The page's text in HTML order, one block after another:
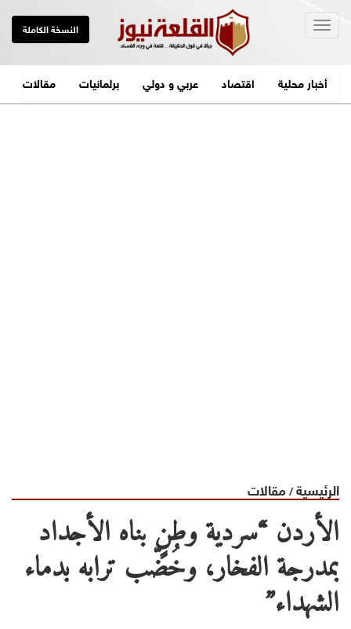
النسخة الكاملة
أخبار محلية اقتصاد عربي و دولي برلمانيات مقالات
الرئيسية/مقالات
الأردن “سردية وطنٍ بناه الأجداد
بمدرجة الفخار، وخُضّب ترابه بدماء
الشهداء”